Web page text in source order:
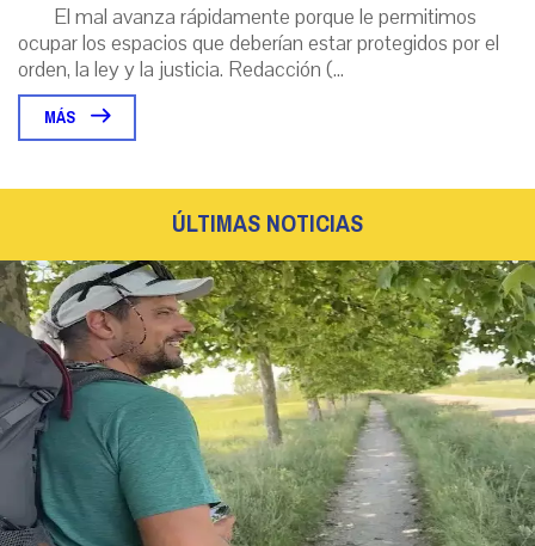
El mal avanza rápidamente porque le permitimos
ocupar los espacios que deberían estar protegidos por el
orden, la ley y la justicia. Redacción (...
MÁS
ÚLTIMAS NOTICIAS